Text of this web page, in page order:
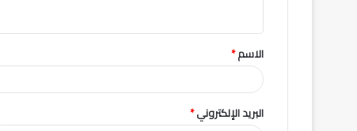
ق
*
الاسم*
البريد الإلكتروني*